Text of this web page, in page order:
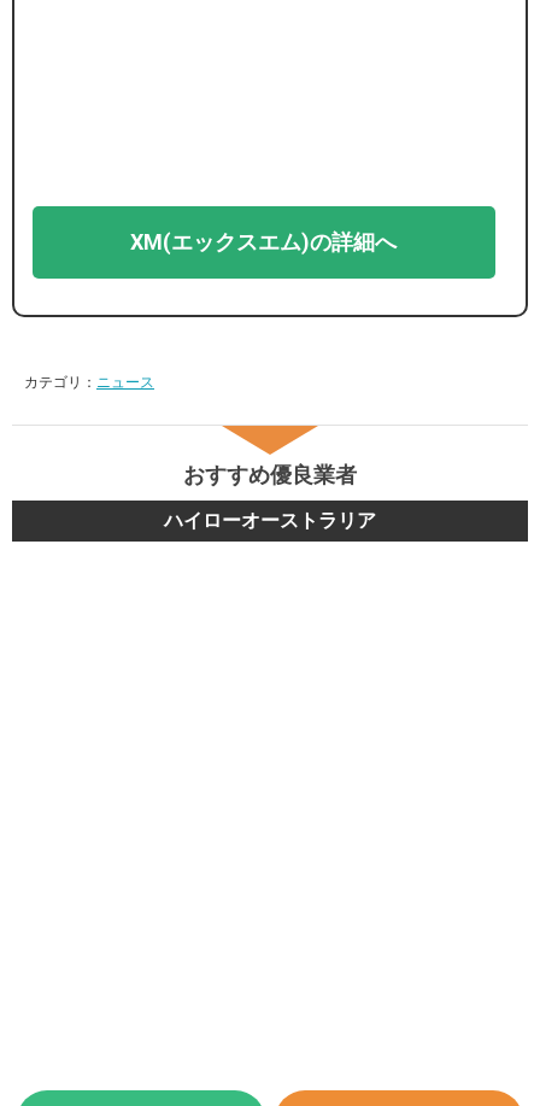
XM(エックスエム)の詳細へ
カテゴリ： ニュース
おすすめ優良業者
ハイローオーストラリア